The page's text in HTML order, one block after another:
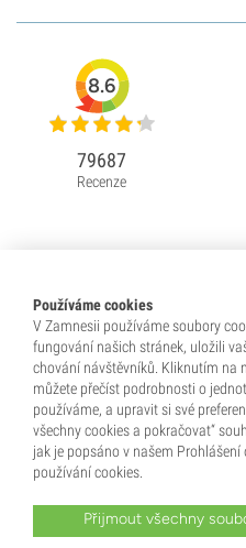
Používáme cookies
V Zamnesii používáme soubory
fungování našich stránek, uložili
chování návštěvníků. Kliknutím na
můžete přečíst podrobnosti o
používáme, a upravit si své
všechny cookies a pokračovat“
jak je popsáno v našem
používání cookies.
Přijmout všechny
8.6
79687
Recenze
* Semena se prodávají jako sběratelské